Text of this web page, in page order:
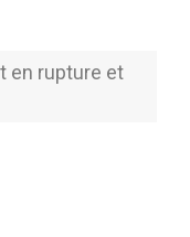
en rupture et